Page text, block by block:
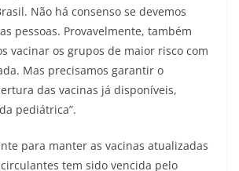
Não há consenso se devemos
pessoas. Provavelmente, também
vacinar os grupos de maior risco com
Mas precisamos garantir o
das vacinas já disponíveis,
pediátrica”.
para manter as vacinas atualizadas
tem sido vencida pelo